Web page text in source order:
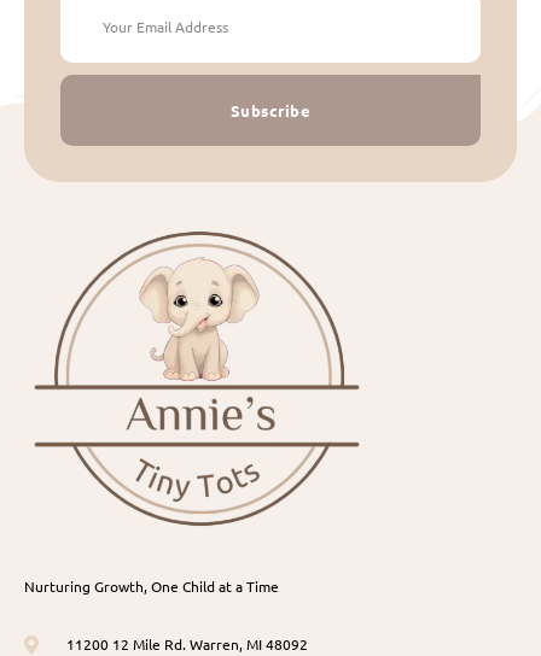
Subscribe
Nurturing Growth, One Child at a Time
11200 12 Mile Rd. Warren, MI 48092